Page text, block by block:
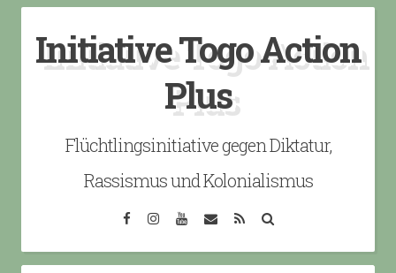
content
Initiative Togo Action
Plus
Flüchtlingsinitiative gegen Diktatur,
Rassismus und Kolonialismus
FacebookInstagramYouTube
EmailRSS